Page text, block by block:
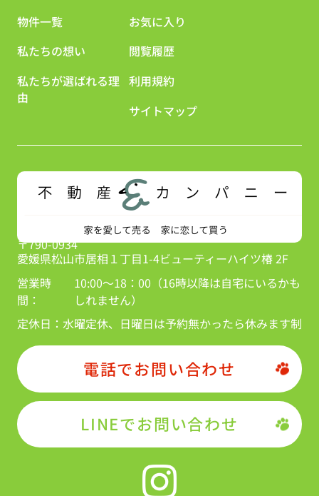
物件一覧
私たちの想い
私たちが選ばれる理
由
お気に入り
閲覧履歴
利用規約
サイトマップ
〒790-0934
愛媛県松山市居相１丁目1-4ビューティーハイツ椿 2F
営業時
間：
10:00～18：00（16時以降は自宅にいるかも
しれません）
定休日： 水曜定休、日曜日は予約無かったら休みます制
電話でお問い合わせ
LINEでお問い合わせ